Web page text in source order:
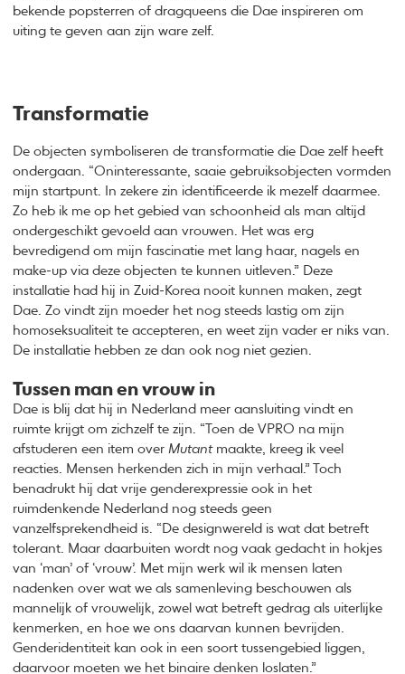
bekende popsterren of dragqueens die Dae inspireren om
uiting te geven aan zijn ware zelf.
Transformatie
De objecten symboliseren de transformatie die Dae zelf heeft
ondergaan. “Oninteressante, saaie gebruiksobjecten vormden
mijn startpunt. In zekere zin identificeerde ik mezelf daarmee.
Zo heb ik me op het gebied van schoonheid als man altijd
ondergeschikt gevoeld aan vrouwen. Het was erg
bevredigend om mijn fascinatie met lang haar, nagels en
make-up via deze objecten te kunnen uitleven.” Deze
installatie had hij in Zuid-Korea nooit kunnen maken, zegt
Dae. Zo vindt zijn moeder het nog steeds lastig om zijn
homoseksualiteit te accepteren, en weet zijn vader er niks van.
De installatie hebben ze dan ook nog niet gezien.
Tussen man en vrouw in
Dae is blij dat hij in Nederland meer aansluiting vindt en
ruimte krijgt om zichzelf te zijn. “Toen de VPRO na mijn
afstuderen een item overMutantmaakte, kreeg ik veel
reacties. Mensen herkenden zich in mijn verhaal.” Toch
benadrukt hij dat vrije genderexpressie ook in het
ruimdenkende Nederland nog steeds geen
vanzelfsprekendheid is. “De designwereld is wat dat betreft
tolerant. Maar daarbuiten wordt nog vaak gedacht in hokjes
van ‘man’ of ‘vrouw’. Met mijn werk wil ik mensen laten
nadenken over wat we als samenleving beschouwen als
mannelijk of vrouwelijk, zowel wat betreft gedrag als uiterlijke
kenmerken, en hoe we ons daarvan kunnen bevrijden.
Genderidentiteit kan ook in een soort tussengebied liggen,
daarvoor moeten we het binaire denken loslaten.”